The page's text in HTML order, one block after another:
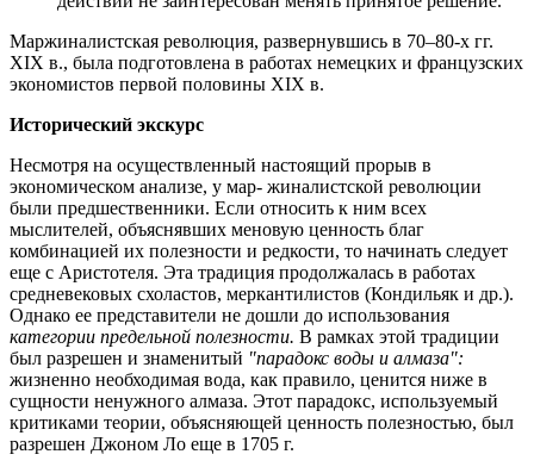
Маржиналистская революция, развернувшись в 70–80-х гг.
XIX в., была подготовлена в работах немецких и французских
экономистов первой половины XIX в.
Исторический экскурс
Несмотря на осуществленный настоящий прорыв в
экономическом анализе, у мар- жиналистской революции
были предшественники. Если относить к ним всех
мыслителей, объяснявших меновую ценность благ
комбинацией их полезности и редкости, то начинать следует
еще с Аристотеля. Эта традиция продолжалась в работах
средневековых схоластов, меркантилистов (Кондильяк и др.).
Однако ее представители не дошли до использования
категории предельной полезности. В рамках этой традиции
был разрешен и знаменитый "парадокс воды и алмаза":
жизненно необходимая вода, как правило, ценится ниже в
сущности ненужного алмаза. Этот парадокс, используемый
критиками теории, объясняющей ценность полезностью, был
разрешен Джоном Ло еще в 1705 г.